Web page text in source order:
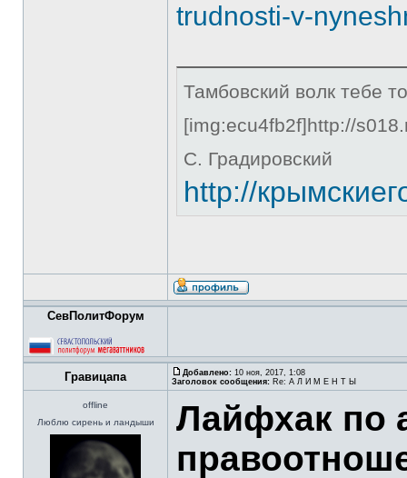
trudnosti-v-
Тамбовский волк тебе
[img:ecu4fb2f]http://
С. Градировский
http://
СевПолитФорум
Гравицапа Добавлено: 10 ноя, 2017, 1:08
Заголовок сообщения: Re: А Л И М Е Н Т Ы
offline
Люблю сирень и ландыши
Лайфхак по